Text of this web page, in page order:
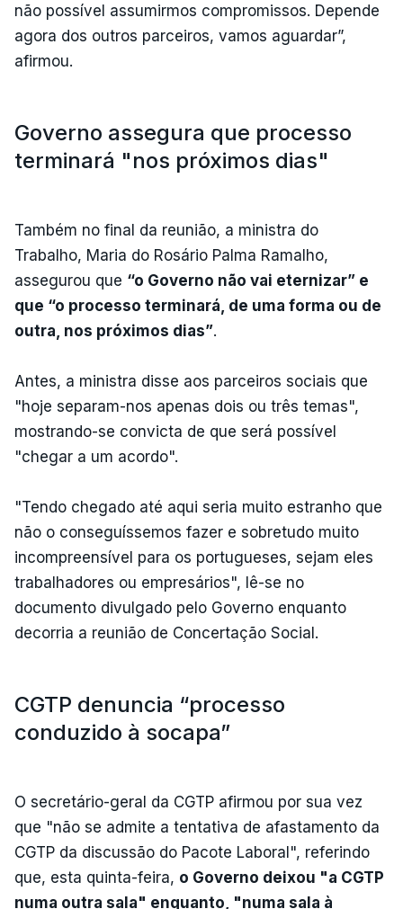
não possível assumirmos compromissos. Depende
agora dos outros parceiros, vamos aguardar”,
afirmou.
Governo assegura que processo
terminará "nos próximos dias"
Também no final da reunião, a ministra do
Trabalho, Maria do Rosário Palma Ramalho,
assegurou que “o Governo não vai eternizar” e
que “o processo terminará, de uma forma ou de
outra, nos próximos dias”.
Antes, a ministra disse aos parceiros sociais que
"hoje separam-nos apenas dois ou três temas",
mostrando-se convicta de que será possível
"chegar a um acordo".
"Tendo chegado até aqui seria muito estranho que
não o conseguíssemos fazer e sobretudo muito
incompreensível para os portugueses, sejam eles
trabalhadores ou empresários", lê-se no
documento divulgado pelo Governo enquanto
decorria a reunião de Concertação Social.
CGTP denuncia “processo
conduzido à socapa”
O secretário-geral da CGTP afirmou por sua vez
que "não se admite a tentativa de afastamento da
CGTP da discussão do Pacote Laboral", referindo
que, esta quinta-feira, o Governo deixou "a CGTP
numa outra sala" enquanto, "numa sala à